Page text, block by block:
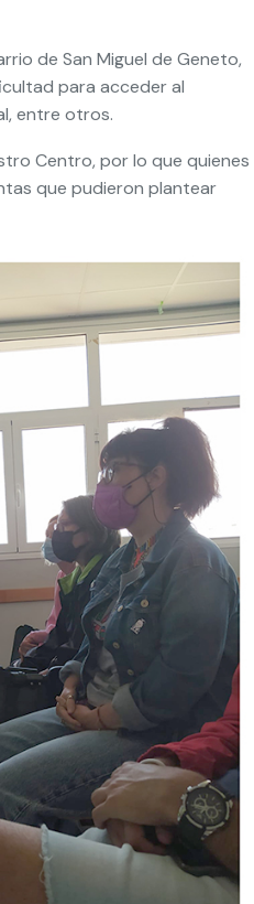
de San Miguel de Geneto,
para acceder al
entre otros.
Centro, por lo que quienes
que pudieron plantear